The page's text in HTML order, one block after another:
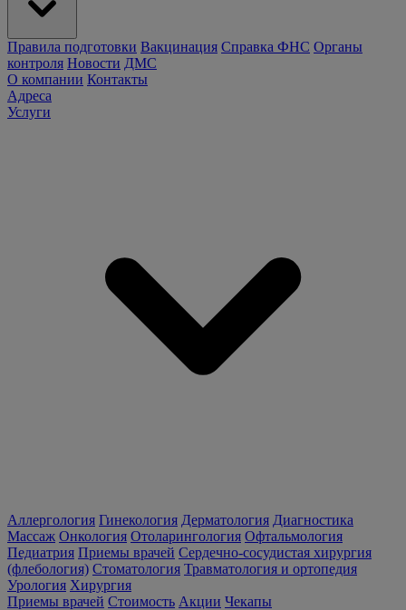
Правила подготовки Вакцинация Справка ФНС Органы
контроля Новости ДМС
О компании Контакты
Адреса
Услуги
Аллергология Гинекология Дерматология Диагностика
Массаж Онкология Отоларингология Офтальмология
Педиатрия Приемы врачей Сердечно-сосудистая хирургия
(флебология) Стоматология Травматология и ортопедия
Урология Хирургия
Приемы врачей Стоимость Акции Чекапы